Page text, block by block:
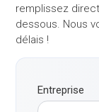
remplissez
dessous. Nous
délais !
Entreprise